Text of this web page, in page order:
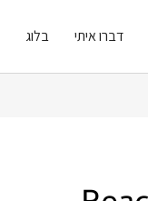
דברו איתי בלוג